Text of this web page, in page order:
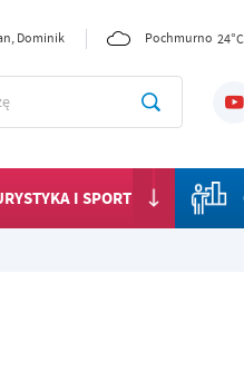
Dominik Pochmurno 24°C
I SPORT